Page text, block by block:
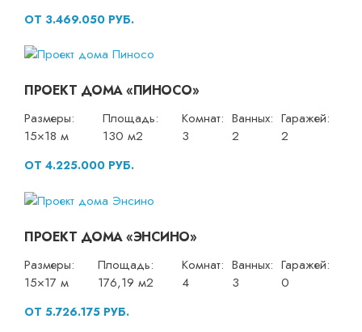
ОТ 3.469.050 РУБ.
ПРОЕКТ ДОМА «ПИНОСО»
Размеры:
15×18 м
Площадь:
130 м2
Комнат:
3
Ванных:
2
Гаражей:
2
ОТ 4.225.000 РУБ.
ПРОЕКТ ДОМА «ЭНСИНО»
Размеры:
15×17 м
Площадь:
176,19 м2
Комнат:
4
Ванных:
3
Гаражей:
0
ОТ 5.726.175 РУБ.